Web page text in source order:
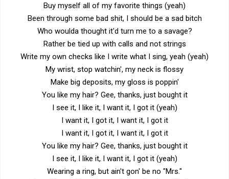
Buy myself all of my favorite things (yeah)
Been through some bad shit, I should be a sad bitch
Who woulda thought it'd turn me to a savage?
Rather be tied up with calls and not strings
Write my own checks like I write what I sing, yeah (yeah)
My wrist, stop watchin', my neck is flossy
Make big deposits, my gloss is poppin'
You like my hair? Gee, thanks, just bought it
I see it, I like it, I want it, I got it (yeah)
I want it, I got it, I want it, I got it
I want it, I got it, I want it, I got it
You like my hair? Gee, thanks, just bought it
I see it, I like it, I want it, I got it (yeah)
Wearing a ring, but ain't gon' be no "Mrs."